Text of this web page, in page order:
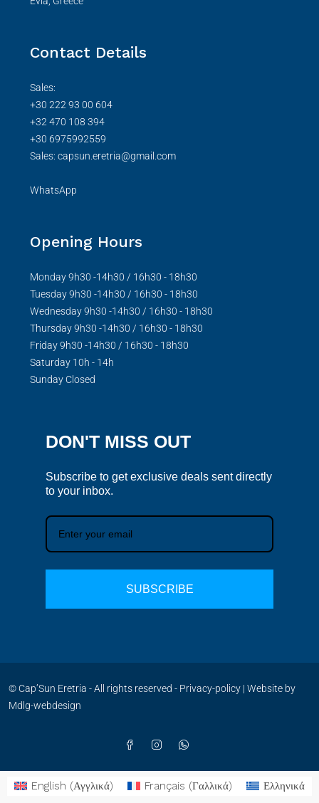
Contact Details
Sales:
+30 222 93 00 604
+32 470 108 394
+30 6975992559
Sales: capsun.eretria@gmail.com
WhatsApp
Opening Hours
Monday 9h30 -14h30 / 16h30 - 18h30
Tuesday 9h30 -14h30 / 16h30 - 18h30
Wednesday 9h30 -14h30 / 16h30 - 18h30
Thursday 9h30 -14h30 / 16h30 - 18h30
Friday 9h30 -14h30 / 16h30 - 18h30
Saturday 10h - 14h
Sunday Closed
DON'T MISS OUT
Subscribe to get exclusive deals sent directly
to your inbox.
SUBSCRIBE
© Cap’Sun Eretria - All rights reserved - Privacy-policy | Website by
Mdlg-webdesign
English (Αγγλικά) Français (Γαλλικά) Ελληνικά